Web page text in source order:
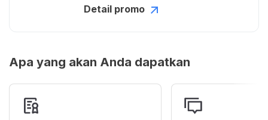
Detail promo
Apa yang akan Anda dapatkan